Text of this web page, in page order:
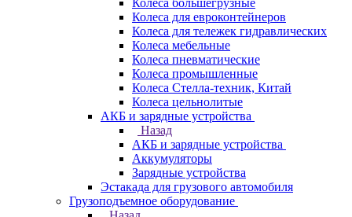
Колеса большегрузные
Колеса для евроконтейнеров
Колеса для тележек гидравлических
Колеса мебельные
Колеса пневматические
Колеса промышленные
Колеса Стелла-техник, Китай
Колеса цельнолитые
АКБ и зарядные устройства
Назад
АКБ и зарядные устройства
Аккумуляторы
Зарядные устройства
Эстакада для грузового автомобиля
Грузоподъемное оборудование